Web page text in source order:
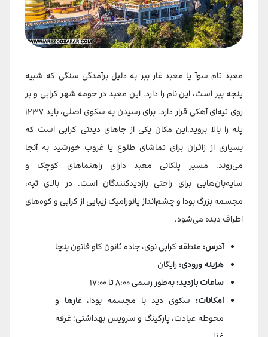
معبد تام سوآ یا معبد غار ببر به دلیل برآمدگی سنگی که شبیه
پنجه ببر است، این نام را دارد. این معبد در حومه شهر کرابی و بر
روی تپه‌ای آهکی قرار دارد. برای رسیدن به سکوی اصلی، باید ۱۲۳۷
پله را بالا بروید.این مکان یکی از جاهای دیدنی کرابی است که
بسیاری از زائران برای تماشای طلوع یا غروب خورشید به آنجا
می‌روند. مسیر پلکانی معبد دارای راهنماهای کوچک و
سایه‌بان‌هایی برای راحتی بازدیدکنندگان است. در بالای تپه،
مجسمه بزرگ بودا و چشم‌انداز پانورامیک زیبایی از کرابی و کوه‌های
اطراف دیده می‌شود.
آدرس: منطقه کرابی نوی، جاده ثانون کاو فانون بنچا
هزینه ورودی:رایگان
ساعات بازدید:به‌طور رسمی ۸:۰۰ تا ۱۷:۰۰
امکانات: سکوی دید با مجسمه بودا، غارها و
محوطه عبادت، پارکینگ و سرویس بهداشتی؛ غرفه